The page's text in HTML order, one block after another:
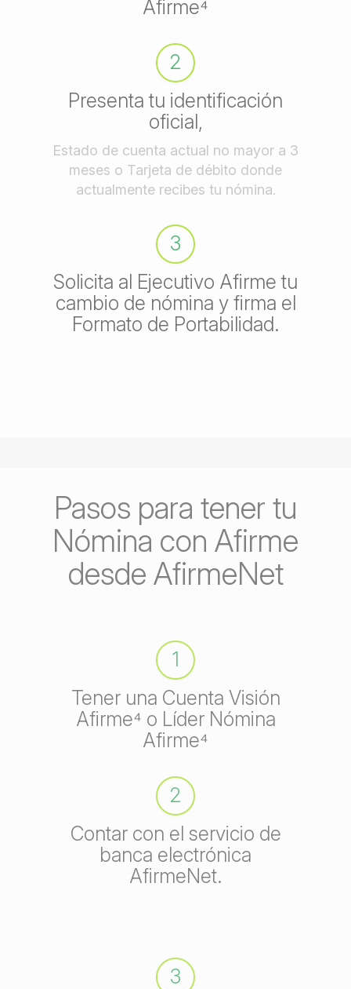
Afirme⁴
2
Presenta tu identificación
oficial,
Estado de cuenta actual no mayor a 3
meses o Tarjeta de débito donde
actualmente recibes tu nómina.
3
Solicita al Ejecutivo Afirme tu
cambio de nómina y firma el
Formato de Portabilidad.
Pasos para tener tu
Nómina con Afirme
desde AfirmeNet
1
Tener una Cuenta Visión
Afirme⁴ o Líder Nómina
Afirme⁴
2
Contar con el servicio de
banca electrónica
AfirmeNet.
3